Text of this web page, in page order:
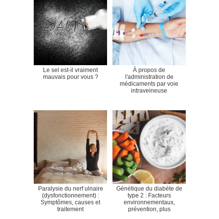
Le sel est-il vraiment
mauvais pour vous ?
À propos de
l'administration de
médicaments par voie
intraveineuse
Paralysie du nerf ulnaire
(dysfonctionnement) :
Symptômes, causes et
traitement
Génétique du diabète de
type 2 : Facteurs
environnementaux,
prévention, plus